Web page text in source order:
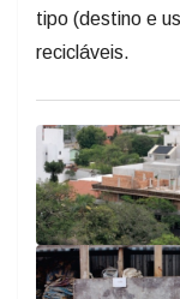
tipo (destino e
recicláveis.